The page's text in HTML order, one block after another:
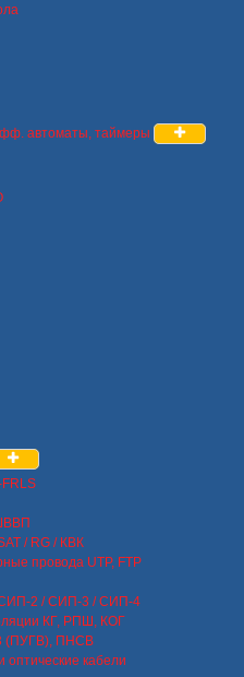
автоматы, таймеры
/ RG / КВК
провода UTP, FTP
СИП-2 / СИП-3 / СИП-4
КГ, РПШ, КОГ
(ПУГВ), ПНСВ
кабели